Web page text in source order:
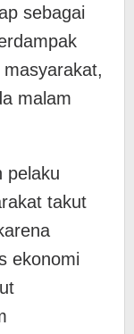
sebagai
malam
pelaku
takut
ekonomi